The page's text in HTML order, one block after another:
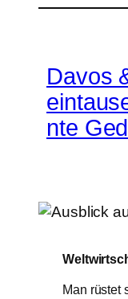
Davos
nte
Man rüstet